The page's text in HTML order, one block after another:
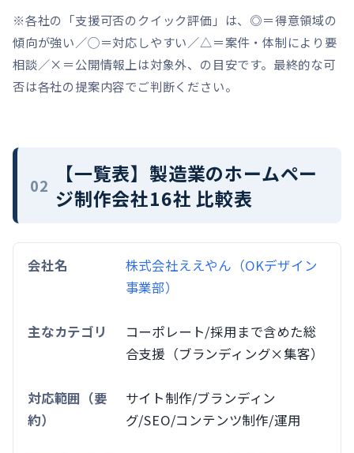
※各社の「支援可否のクイック評価」は、◎＝得意領域の
傾向が強い／◯＝対応しやすい／△＝案件・体制により要
相談／×＝公開情報上は対象外、の目安です。最終的な可
否は各社の提案内容でご判断ください。
【一覧表】製造業のホームペー
ジ制作会社16社 比較表
株式会社ええやん（OKデザイン
事業部）
コーポレート/採用まで含めた総
合支援（ブランディング×集客）
サイト制作/ブランディン
グ/SEO/コンテンツ制作/運用